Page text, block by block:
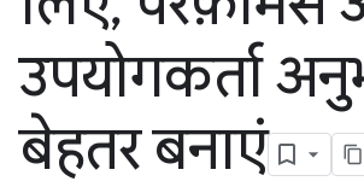
उपयोगकर्ता
बेहतर बनाएं